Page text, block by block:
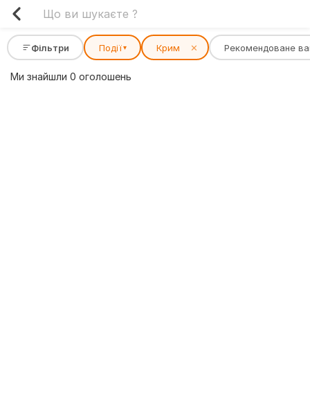
Фільтри Події ▾ Крим ✕ Рекомендоване
Ми знайшли 0 оголошень